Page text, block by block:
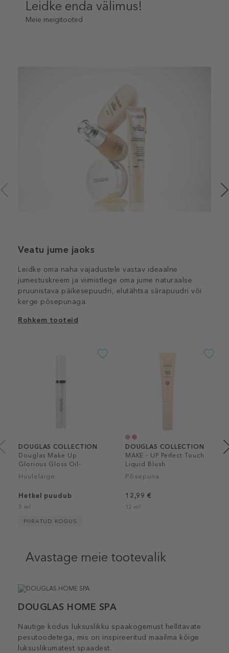
Leidke enda välimus!
Meie meigitooted
Veatu jume jaoks
Leidke oma naha vajadustele vastav ideaalne
jumestuskreem ja viimistlege oma jume naturaalse
pruunistava päikesepuudri, elutähtsa särapuudri või
kerge põsepunaga.
Rohkem tooteid
DOUGLAS COLLECTION
Douglas Make Up
Glorious Gloss Oil-
Infused
Huuleläige
Hetkel puudub
3 ml
PIIRATUD KOGUS
DOUGLAS COLLECTION
MAKE - UP Perfect Touch
Liquid Blush
Põsepuna
12,99 €
12 ml
Avastage meie tootevalik
DOUGLAS HOME SPA
Nautige kodus luksuslikku spaakogemust hellitavate
pesutoodetega, mis on inspireeritud maailma kõige
luksuslikumatest spaadest.